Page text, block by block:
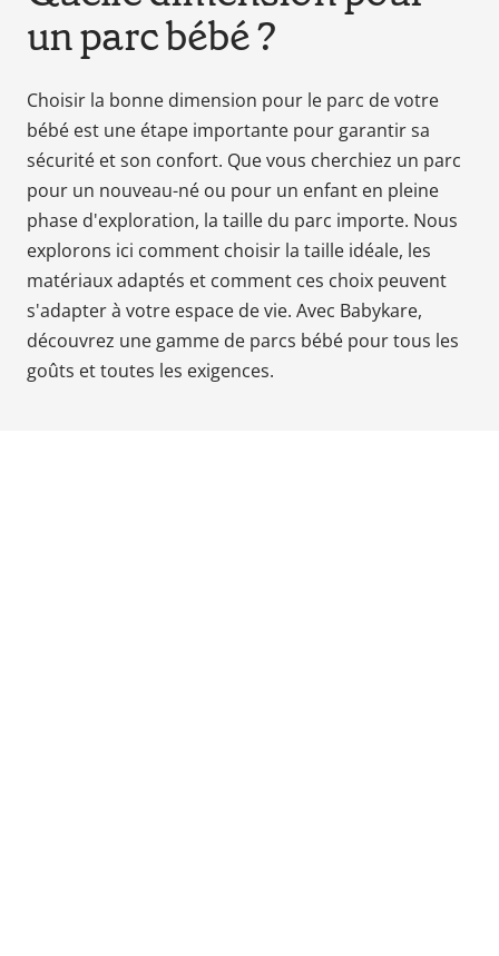
Babyphones,
coussins
et
ciel
de
lit
un parc bébé ?
Choisir la bonne dimension pour le parc de votre
bébé est une étape importante pour garantir sa
sécurité et son confort. Que vous cherchiez un parc
pour un nouveau-né ou pour un enfant en pleine
phase d'exploration, la taille du parc importe. Nous
explorons ici comment choisir la taille idéale, les
matériaux adaptés et comment ces choix peuvent
s'adapter à votre espace de vie. Avec Babykare,
découvrez une gamme de parcs bébé pour tous les
goûts et toutes les exigences.